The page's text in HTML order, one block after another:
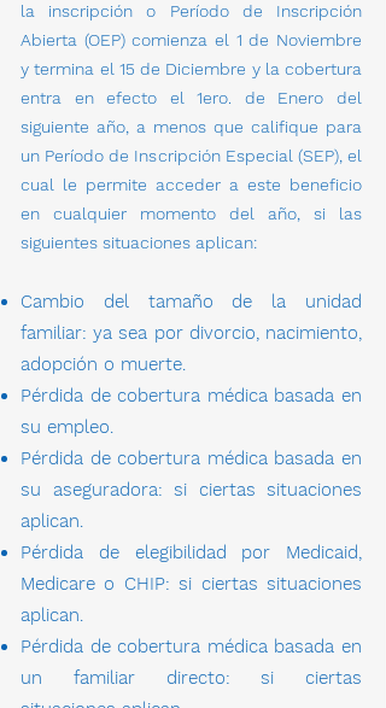
la inscripción o Período de Inscripción
Abierta (OEP) comienza el 1 de Noviembre
y termina el 15 de Diciembre y la cobertura
entra en efecto el 1ero. de Enero del
siguiente año, a menos que califique para
un Período de Inscripción Especial (SEP), el
cual le permite acceder a este beneficio
en cualquier momento del año, si las
siguientes situaciones aplican:
Cambio del tamaño de la unidad
familiar: ya sea por divorcio, nacimiento,
adopción o muerte.
Pérdida de cobertura médica basada en
su empleo.
Pérdida de cobertura médica basada en
su aseguradora: si ciertas situaciones
aplican.
Pérdida de elegibilidad por Medicaid,
Medicare o CHIP: si ciertas situaciones
aplican.
Pérdida de cobertura médica basada en
un familiar directo: si ciertas